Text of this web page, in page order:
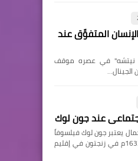
المتفوِّق عند
نيتشه" في عصره موقف
الجينال…
عند جون لوك
يعتبر جون لوك فيلسوفاً
تجريبياً ومفكّراً سياسياً، ولد في عام 1632م في زنجتون في إقليم